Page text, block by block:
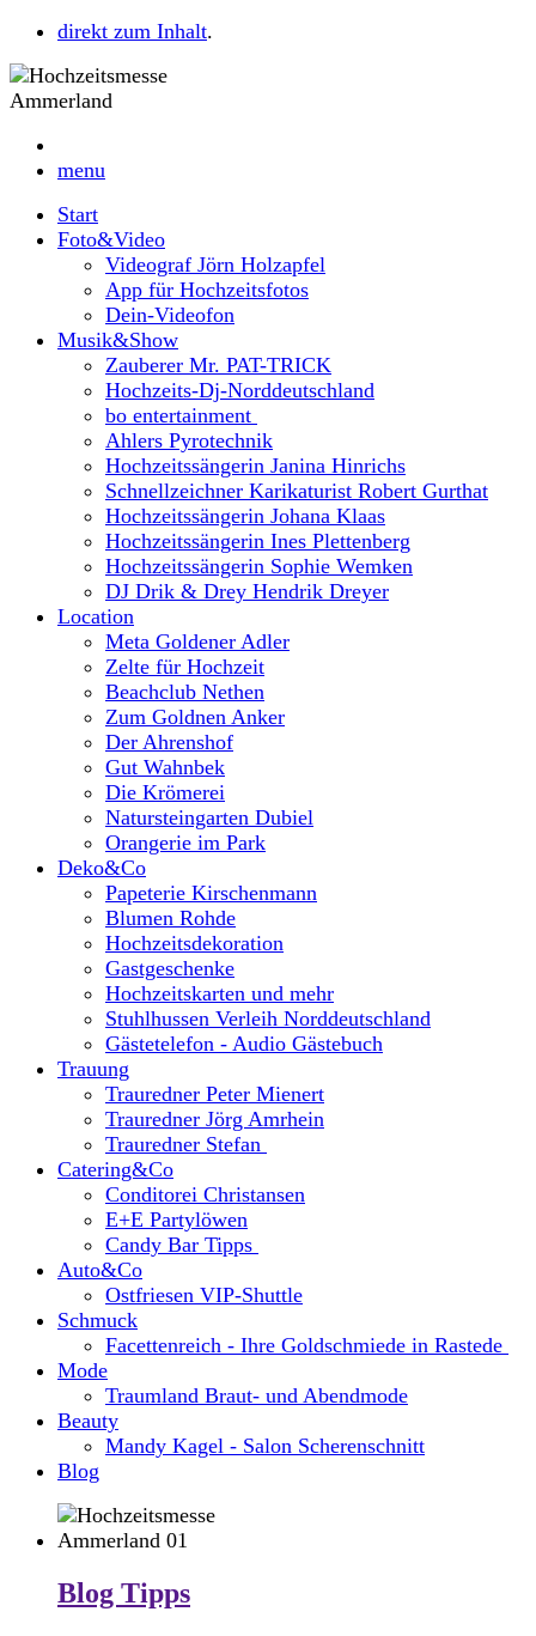
direkt zum Inhalt.
menu
Start
Foto&Video
Videograf Jörn Holzapfel
App für Hochzeitsfotos
Dein-Videofon
Musik&Show
Zauberer Mr. PAT-TRICK
Hochzeits-Dj-Norddeutschland
bo entertainment
Ahlers Pyrotechnik
Hochzeitssängerin Janina Hinrichs
Schnellzeichner Karikaturist Robert Gurthat
Hochzeitssängerin Johana Klaas
Hochzeitssängerin Ines Plettenberg
Hochzeitssängerin Sophie Wemken
DJ Drik & Drey Hendrik Dreyer
Location
Meta Goldener Adler
Zelte für Hochzeit
Beachclub Nethen
Zum Goldnen Anker
Der Ahrenshof
Gut Wahnbek
Die Krömerei
Natursteingarten Dubiel
Orangerie im Park
Deko&Co
Papeterie Kirschenmann
Blumen Rohde
Hochzeitsdekoration
Gastgeschenke
Hochzeitskarten und mehr
Stuhlhussen Verleih Norddeutschland
Gästetelefon - Audio Gästebuch
Trauung
Trauredner Peter Mienert
Trauredner Jörg Amrhein
Trauredner Stefan
Catering&Co
Conditorei Christansen
E+E Partylöwen
Candy Bar Tipps
Auto&Co
Ostfriesen VIP-Shuttle
Schmuck
Facettenreich - Ihre Goldschmiede in Rastede
Mode
Traumland Braut- und Abendmode
Beauty
Mandy Kagel - Salon Scherenschnitt
Blog
Blog Tipps